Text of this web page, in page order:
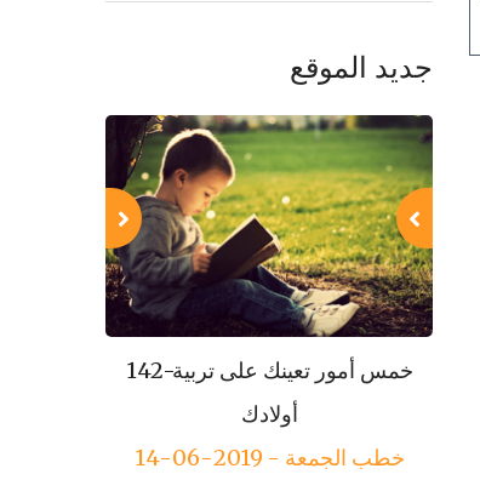
جديد الموقع
142-خمس أمور تعينك على تربية
أولادك
خطب الجمعة - 2019-06-14
143-مكارم الأخلاق
خطب الجمعة - 2019-06-21
تاريخ النشر : 2019-09-04